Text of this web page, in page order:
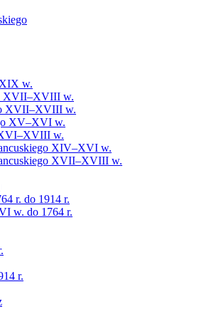
w.
XVII–XVIII w.
XVII–XVIII w.
XV–XVI w.
w.
XIV–XVI w.
XVII–XVIII w.
r. do 1914 r.
w. do 1764 r.
r.